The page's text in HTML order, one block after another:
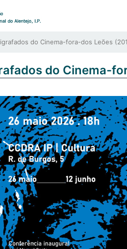
do Cinema-fora-dos Leões
do Cinema-